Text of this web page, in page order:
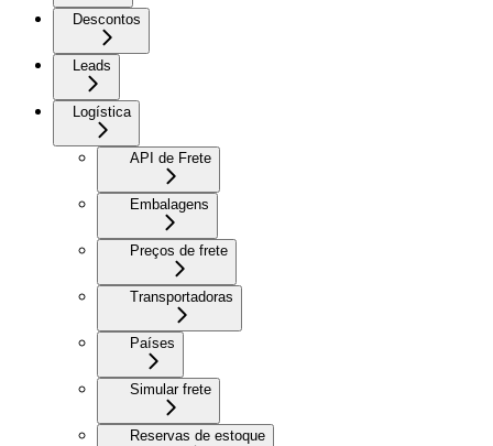
Descontos
Leads
Logística
API de Frete
Embalagens
Preços de frete
Transportadoras
Países
Simular frete
Reservas de estoque